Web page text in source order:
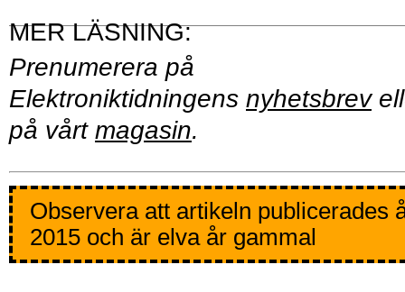
Prenumerera på
Elektroniktidningens nyhetsbrev
på vårt magasin.
Observera att artikeln publicerades
2015 och är elva år gammal